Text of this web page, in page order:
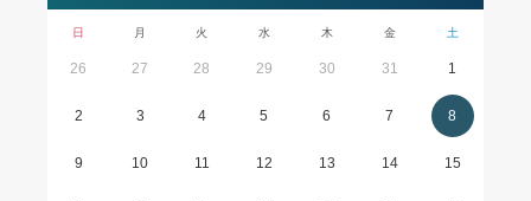
日 月 火 水 木 金 土
26 27 28 29 30 31 1
2 3 4 5 6 7 8
9 10 11 12 13 14 15